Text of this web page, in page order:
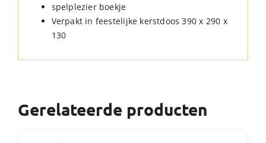
spelplezier boekje
Verpakt in feestelijke kerstdoos 390 x 290 x
130
Gerelateerde producten